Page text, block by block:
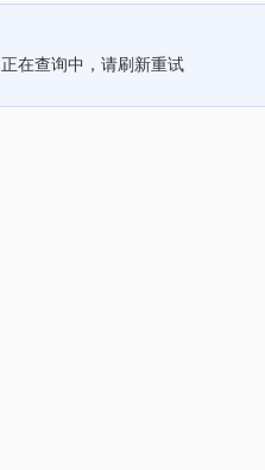
正在查询中，请刷新重试